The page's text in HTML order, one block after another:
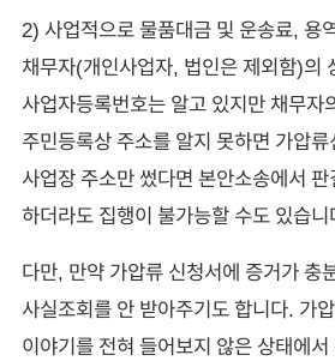
2) 사업적으로 물품대금 및 운송료, 용
채무자(개인사업자, 법인은 제외함)의
사업자등록번호는 알고 있지만 채무자
주민등록상 주소를 알지 못하면 가압
사업장 주소만 썼다면 본안소송에서
하더라도 집행이 불가능할 수도 있습니
다만, 만약 가압류 신청서에 증거가 충
사실조회를 안 받아주기도 합니다. 가
이야기를 전혀 들어보지 않은 상태에